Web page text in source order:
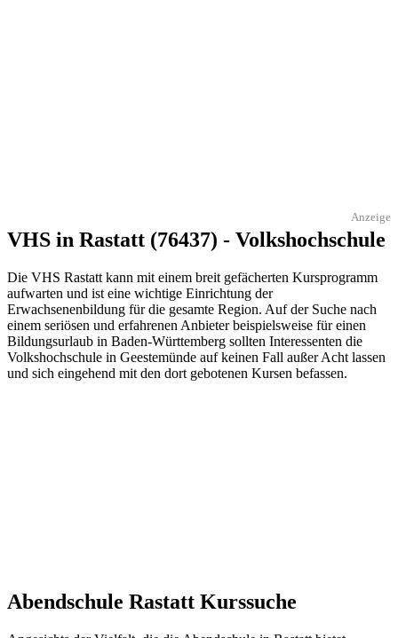
Anzeige
VHS in Rastatt (76437) - Volkshochschule
Die VHS Rastatt kann mit einem breit gefächerten Kursprogramm
aufwarten und ist eine wichtige Einrichtung der
Erwachsenenbildung für die gesamte Region. Auf der Suche nach
einem seriösen und erfahrenen Anbieter beispielsweise für einen
Bildungsurlaub in Baden-Württemberg sollten Interessenten die
Volkshochschule in Geestemünde auf keinen Fall außer Acht lassen
und sich eingehend mit den dort gebotenen Kursen befassen.
Abendschule Rastatt Kurssuche